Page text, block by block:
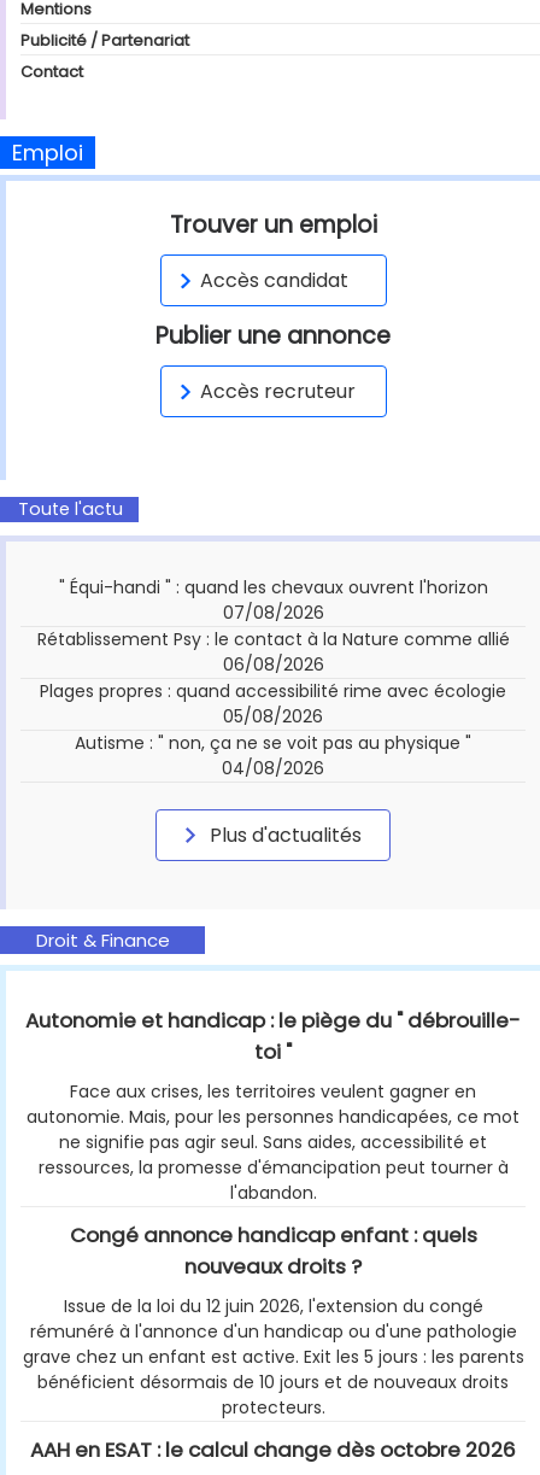
Mentions
Publicité / Partenariat
Contact
Emploi
Trouver un emploi
Accès candidat
Publier une annonce
Accès recruteur
Toute l'actu
" Équi-handi " : quand les chevaux ouvrent l'horizon
07/08/2026
Rétablissement Psy : le contact à la Nature comme allié
06/08/2026
Plages propres : quand accessibilité rime avec écologie
05/08/2026
Autisme : " non, ça ne se voit pas au physique "
04/08/2026
Plus d'actualités
Droit & Finance
Autonomie et handicap : le piège du " débrouille-
toi "
Face aux crises, les territoires veulent gagner en
autonomie. Mais, pour les personnes handicapées, ce mot
ne signifie pas agir seul. Sans aides, accessibilité et
ressources, la promesse d'émancipation peut tourner à
l'abandon.
Congé annonce handicap enfant : quels
nouveaux droits ?
Issue de la loi du 12 juin 2026, l'extension du congé
rémunéré à l'annonce d'un handicap ou d'une pathologie
grave chez un enfant est active. Exit les 5 jours : les parents
bénéficient désormais de 10 jours et de nouveaux droits
protecteurs.
AAH en ESAT : le calcul change dès octobre 2026